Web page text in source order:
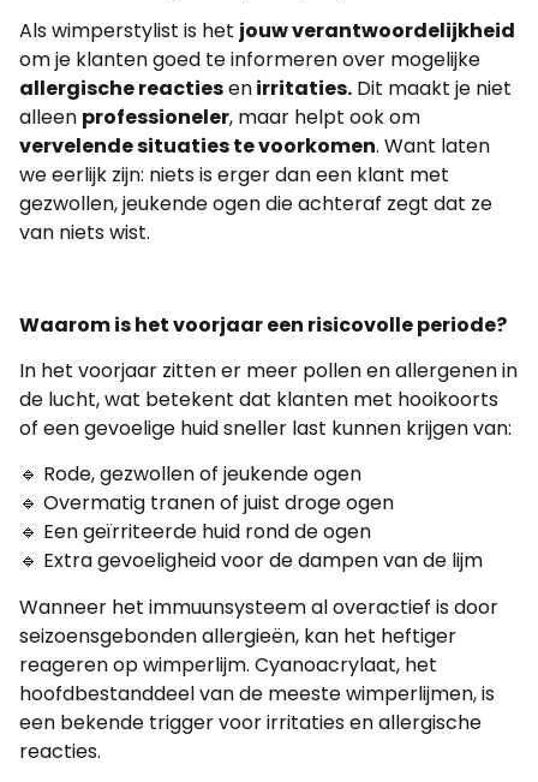
Als wimperstylist is het jouw verantwoordelijkheid
om je klanten goed te informeren over mogelijke
allergische reactiesenirritaties. Dit maakt je niet
alleen professioneler, maar helpt ook om
vervelende situaties te voorkomen. Want laten
we eerlijk zijn: niets is erger dan een klant met
gezwollen, jeukende ogen die achteraf zegt dat ze
van niets wist.
Waarom is het voorjaar een risicovolle periode?
In het voorjaar zitten er meer pollen en allergenen in
de lucht, wat betekent dat klanten met hooikoorts
of een gevoelige huid sneller last kunnen krijgen van:
🔹 Rode, gezwollen of jeukende ogen
🔹 Overmatig tranen of juist droge ogen
🔹 Een geïrriteerde huid rond de ogen
🔹 Extra gevoeligheid voor de dampen van de lijm
Wanneer het immuunsysteem al overactief is door
seizoensgebonden allergieën, kan het heftiger
reageren op wimperlijm. Cyanoacrylaat, het
hoofdbestanddeel van de meeste wimperlijmen, is
een bekende trigger voor irritaties en allergische
reacties.